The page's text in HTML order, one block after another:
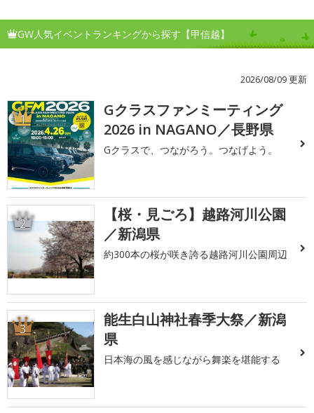
GW人気イベントランキングから探す【甲信越】
2026/08/09 更新
1
Gクラスファンミーティング
2026 in NAGANO／長野県
Gクラスで、つながろう。つなげよう。
2
【桜・見ごろ】越路河川公園
／新潟県
約300本の桜が咲き誇る越路河川公園周辺
3
能生白山神社春季大祭／新潟
県
日本海の風を感じながら舞楽を堪能する